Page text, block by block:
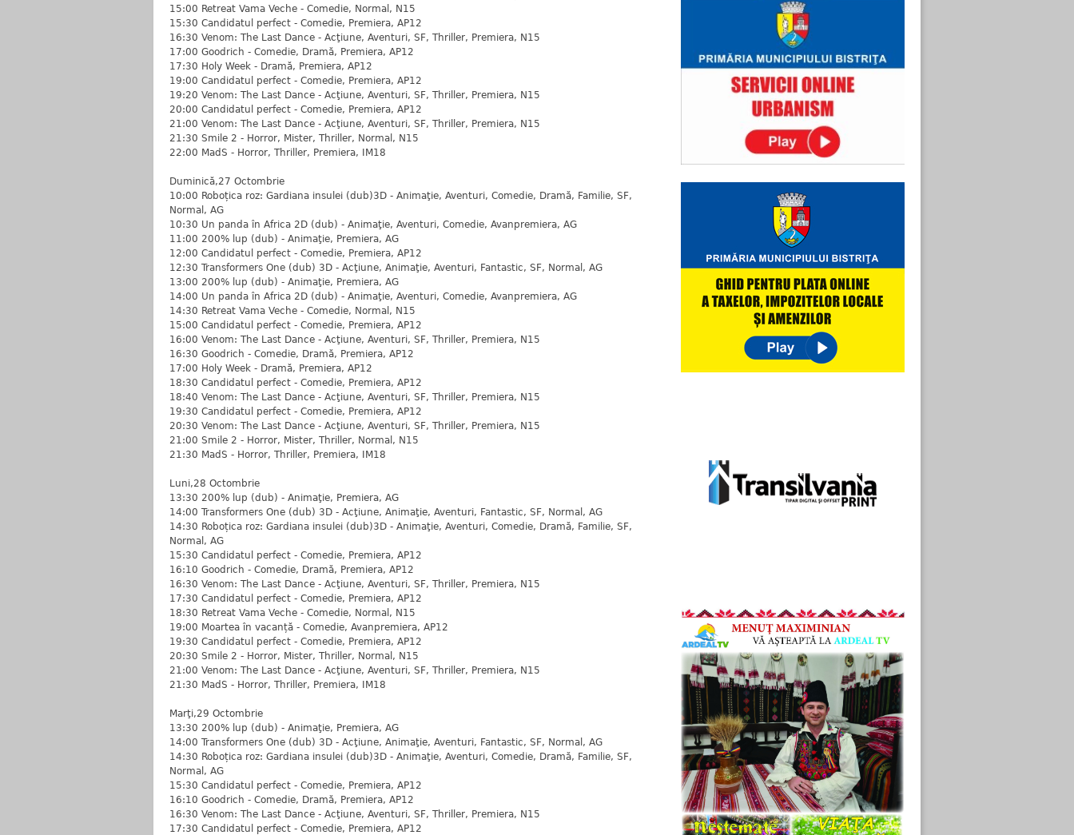
15:00 Retreat Vama Veche - Comedie, Normal, N15
15:30 Candidatul perfect - Comedie, Premiera, AP12
16:30 Venom: The Last Dance - Acţiune, Aventuri, SF, Thriller, Premiera, N15
17:00 Goodrich - Comedie, Dramă, Premiera, AP12
17:30 Holy Week - Dramă, Premiera, AP12
19:00 Candidatul perfect - Comedie, Premiera, AP12
19:20 Venom: The Last Dance - Acţiune, Aventuri, SF, Thriller, Premiera, N15
20:00 Candidatul perfect - Comedie, Premiera, AP12
21:00 Venom: The Last Dance - Acţiune, Aventuri, SF, Thriller, Premiera, N15
21:30 Smile 2 - Horror, Mister, Thriller, Normal, N15
22:00 MadS - Horror, Thriller, Premiera, IM18
Duminică,27 Octombrie
10:00 Roboțica roz: Gardiana insulei (dub)3D - Animaţie, Aventuri, Comedie, Dramă, Familie, SF,
Normal, AG
10:30 Un panda în Africa 2D (dub) - Animaţie, Aventuri, Comedie, Avanpremiera, AG
11:00 200% lup (dub) - Animaţie, Premiera, AG
12:00 Candidatul perfect - Comedie, Premiera, AP12
12:30 Transformers One (dub) 3D - Acţiune, Animaţie, Aventuri, Fantastic, SF, Normal, AG
13:00 200% lup (dub) - Animaţie, Premiera, AG
14:00 Un panda în Africa 2D (dub) - Animaţie, Aventuri, Comedie, Avanpremiera, AG
14:30 Retreat Vama Veche - Comedie, Normal, N15
15:00 Candidatul perfect - Comedie, Premiera, AP12
16:00 Venom: The Last Dance - Acţiune, Aventuri, SF, Thriller, Premiera, N15
16:30 Goodrich - Comedie, Dramă, Premiera, AP12
17:00 Holy Week - Dramă, Premiera, AP12
18:30 Candidatul perfect - Comedie, Premiera, AP12
18:40 Venom: The Last Dance - Acţiune, Aventuri, SF, Thriller, Premiera, N15
19:30 Candidatul perfect - Comedie, Premiera, AP12
20:30 Venom: The Last Dance - Acţiune, Aventuri, SF, Thriller, Premiera, N15
21:00 Smile 2 - Horror, Mister, Thriller, Normal, N15
21:30 MadS - Horror, Thriller, Premiera, IM18
Luni,28 Octombrie
13:30 200% lup (dub) - Animaţie, Premiera, AG
14:00 Transformers One (dub) 3D - Acţiune, Animaţie, Aventuri, Fantastic, SF, Normal, AG
14:30 Roboțica roz: Gardiana insulei (dub)3D - Animaţie, Aventuri, Comedie, Dramă, Familie, SF,
Normal, AG
15:30 Candidatul perfect - Comedie, Premiera, AP12
16:10 Goodrich - Comedie, Dramă, Premiera, AP12
16:30 Venom: The Last Dance - Acţiune, Aventuri, SF, Thriller, Premiera, N15
17:30 Candidatul perfect - Comedie, Premiera, AP12
18:30 Retreat Vama Veche - Comedie, Normal, N15
19:00 Moartea în vacanță - Comedie, Avanpremiera, AP12
19:30 Candidatul perfect - Comedie, Premiera, AP12
20:30 Smile 2 - Horror, Mister, Thriller, Normal, N15
21:00 Venom: The Last Dance - Acţiune, Aventuri, SF, Thriller, Premiera, N15
21:30 MadS - Horror, Thriller, Premiera, IM18
Marţi,29 Octombrie
13:30 200% lup (dub) - Animaţie, Premiera, AG
14:00 Transformers One (dub) 3D - Acţiune, Animaţie, Aventuri, Fantastic, SF, Normal, AG
14:30 Roboțica roz: Gardiana insulei (dub)3D - Animaţie, Aventuri, Comedie, Dramă, Familie, SF,
Normal, AG
15:30 Candidatul perfect - Comedie, Premiera, AP12
16:10 Goodrich - Comedie, Dramă, Premiera, AP12
16:30 Venom: The Last Dance - Acţiune, Aventuri, SF, Thriller, Premiera, N15
17:30 Candidatul perfect - Comedie, Premiera, AP12